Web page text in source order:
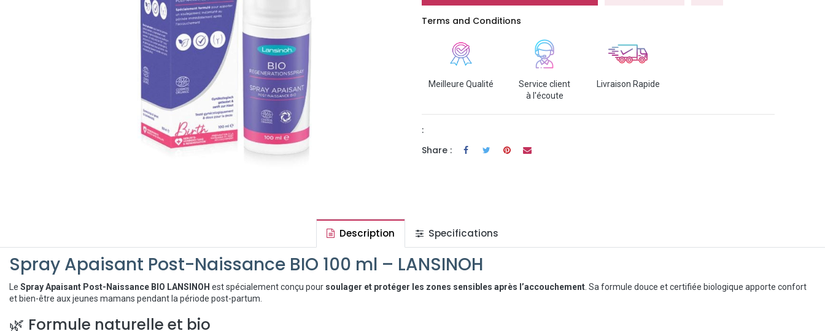
Terms and Conditions
Meilleure Qualité
Service client
à l'écoute
Livraison Rapide
:
Share :
Description Specifications
Spray Apaisant Post-Naissance BIO 100 ml – LANSINOH
Le Spray Apaisant Post-Naissance BIO LANSINOH est spécialement conçu pour soulager et protéger les zones sensibles après l’accouchement . Sa formule douce et certifiée biologique apporte confort
et bien-être aux jeunes mamans pendant la période post-partum.
🌿 Formule naturelle et bio